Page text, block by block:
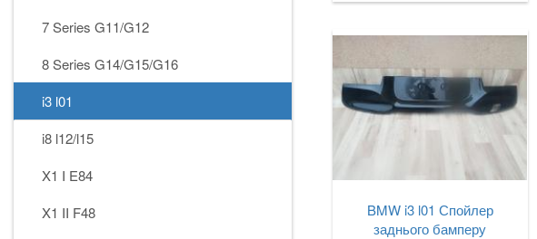
7 Series G11/G12
8 Series G14/G15/G16
i3 l01
i8 l12/l15
X1 I E84
X1 II F48
BMW i3 l01 Спойлер
заднього бамперу